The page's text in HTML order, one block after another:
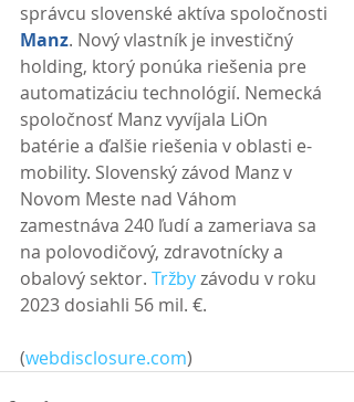
správcu slovenské aktíva spoločnosti
Manz. Nový vlastník je investičný
holding, ktorý ponúka riešenia pre
automatizáciu technológií. Nemecká
spoločnosť Manz vyvíjala LiOn
batérie a ďalšie riešenia v oblasti e-
mobility. Slovenský závod Manz v
Novom Meste nad Váhom
zamestnáva 240 ľudí a zameriava sa
na polovodičový, zdravotnícky a
obalový sektor. Tržby závodu v roku
2023 dosiahli 56 mil. €.
(webdisclosure.com)